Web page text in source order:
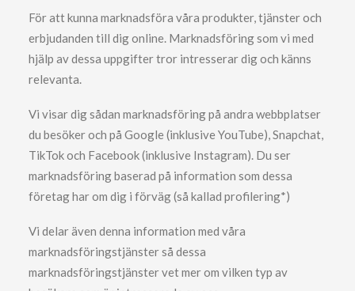
För att kunna marknadsföra våra produkter, tjänster och
erbjudanden till dig online. Marknadsföring som vi med
hjälp av dessa uppgifter tror intresserar dig och känns
relevanta.
Vi visar dig sådan marknadsföring på andra webbplatser
du besöker och på Google (inklusive YouTube), Snapchat,
TikTok och Facebook (inklusive Instagram). Du ser
marknadsföring baserad på information som dessa
företag har om dig i förväg (så kallad profilering*)
Vi delar även denna information med våra
marknadsföringstjänster så dessa
marknadsföringstjänster vet mer om vilken typ av